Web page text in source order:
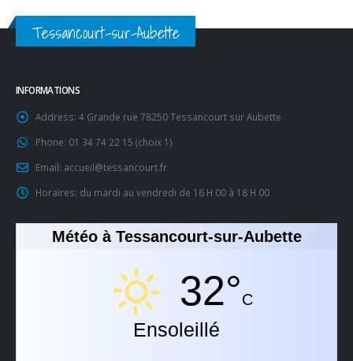
Tessancourt-sur-Aubette
INFORMATIONS
Address: 4 Grande rue 78250 Tessancourt sur Aubette
Phone: 01 34 74 22 15 (choix 1)
Email: accueil@tessancourt.fr
Horaires: du mardi au vendredi de 16 H 00 à 18 H 00
Météo à Tessancourt-sur-Aubette
32°C
Ensoleillé